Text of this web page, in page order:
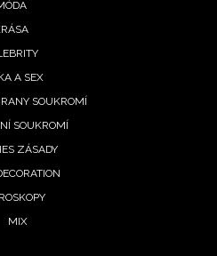
novinek.
účelu podle
Extra s.r.o., zaškrtněte toto pole.
A SEX
SOUKROMÍ
SOUKROMÍ
ZÁSADY
MIX